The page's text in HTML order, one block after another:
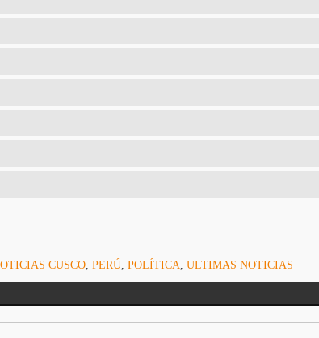
CUSCO, PERÚ, POLÍTICA ULTIMAS NOTICIAS